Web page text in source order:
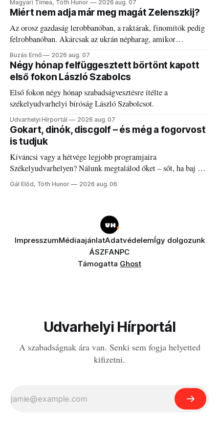
Magyari Tímea, Tóth Hunor 2026 aug. 07
Miért nem adja már meg magát Zelenszkij?
Az orosz gazdaság lerobbanóban, a raktárak, finomítók pedig
felrobbanóban. Akárcsak az ukrán népharag, amikor
elégedetlen vezetőivel.
Buzás Ernő 2026 aug. 07
Négy hónap felfüggesztett börtönt kapott
első fokon László Szabolcs
Első fokon négy hónap szabadságvesztésre ítélte a
székelyudvarhelyi bíróság László Szabolcsot.
Udvarhelyi Hírportál 2026 aug. 07
Gokart, dinók, discgolf – és még a fogorvost
is tudjuk
Kíváncsi vagy a hétvége legjobb programjaira
Székelyudvarhelyen? Nálunk megtalálod őket – sőt, ha baj van
a fogaddal, a fogorvosi ügyeletet is!
Gál Előd, Tóth Hunor 2026 aug. 06
ImpresszumMédiaajánlatAdatvédelemÍgy dolgozunk
ÁSZFANPC
Támogatta Ghost
Udvarhelyi Hírportál
A szabadságnak ára van. Senki sem fogja helyetted
kifizetni.